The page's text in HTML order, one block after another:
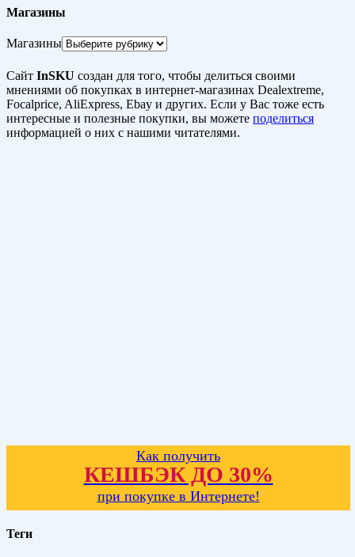
Магазины
Магазины
Сайт InSKU создан для того, чтобы делиться своими
мнениями об покупках в интернет-магазинах Dealextreme,
Focalprice, AliExpress, Ebay и других. Если у Вас тоже есть
интересные и полезные покупки, вы можете поделиться
информацией о них с нашими читателями.
Как получить
КЕШБЭК ДО 30%
при покупке в Интернете!
Теги